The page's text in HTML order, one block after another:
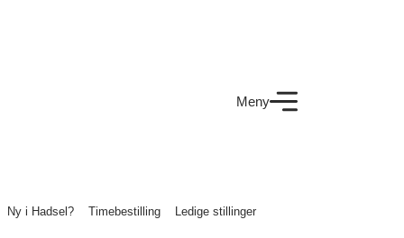
Meny
Ny i Hadsel? Timebestilling Ledige stillinger